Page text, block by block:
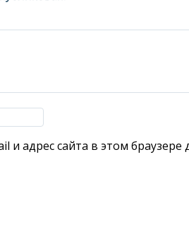
и адрес сайта в этом